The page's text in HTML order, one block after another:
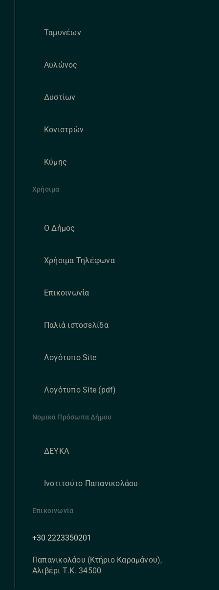
Ταμυνέων
Αυλώνος
Δυστίων
Κονιστρών
Κύμης
Χρήσιμα
Ο Δήμος
Χρήσιμα Τηλέφωνα
Επικοινωνία
Παλιά ιστοσελίδα
Λογότυπο Site
Λογότυπο Site (pdf)
Νομικά Πρόσωπα Δήμου
ΔΕΥΚΑ
Ινστιτούτο Παπανικολάου
Επικοινωνία
+30 2223350201
Παπανικολάου (Κτήριο Καραμάνου),
Αλιβέρι Τ.Κ. 34500